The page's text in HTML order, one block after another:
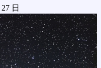
日